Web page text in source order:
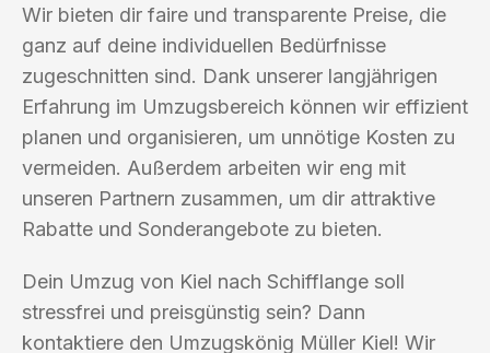
Wir bieten dir faire und transparente Preise, die
ganz auf deine individuellen Bedürfnisse
zugeschnitten sind. Dank unserer langjährigen
Erfahrung im Umzugsbereich können wir effizient
planen und organisieren, um unnötige Kosten zu
vermeiden. Außerdem arbeiten wir eng mit
unseren Partnern zusammen, um dir attraktive
Rabatte und Sonderangebote zu bieten.
Dein Umzug von Kiel nach Schifflange soll
stressfrei und preisgünstig sein? Dann
kontaktiere den Umzugskönig Müller Kiel! Wir